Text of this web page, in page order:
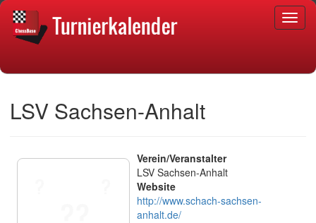
LSV Sachsen-Anhalt
Verein/Veranstalter
LSV Sachsen-Anhalt
Website
http://www.schach-sachsen-
anhalt.de/